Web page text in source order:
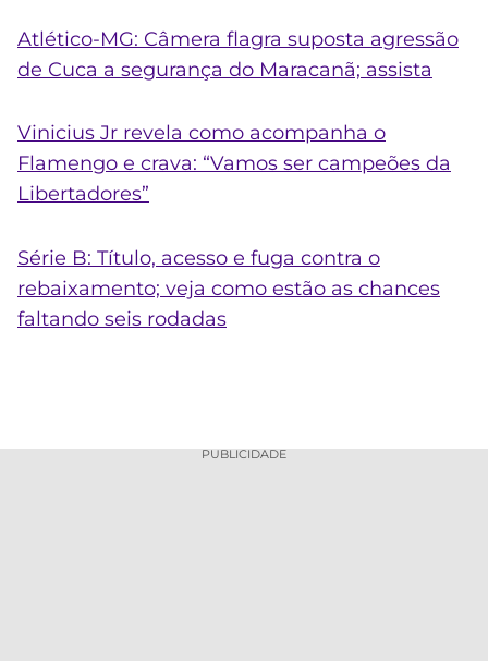
Atlético-MG: Câmera flagra suposta agressão
de Cuca a segurança do Maracanã; assista
Vinicius Jr revela como acompanha o
Flamengo e crava: “Vamos ser campeões da
Libertadores”
Série B: Título, acesso e fuga contra o
rebaixamento; veja como estão as chances
faltando seis rodadas
PUBLICIDADE